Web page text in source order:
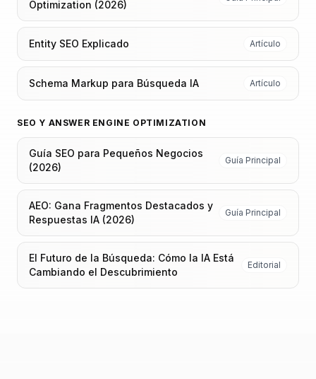
Optimization (2026)
Entity SEO Explicado Artículo
Schema Markup para Búsqueda IA Artículo
SEO Y ANSWER ENGINE OPTIMIZATION
Guía SEO para Pequeños Negocios
(2026)
Guía Principal
AEO: Gana Fragmentos Destacados y
Respuestas IA (2026)
Guía Principal
El Futuro de la Búsqueda: Cómo la IA Está
Cambiando el Descubrimiento
Editorial